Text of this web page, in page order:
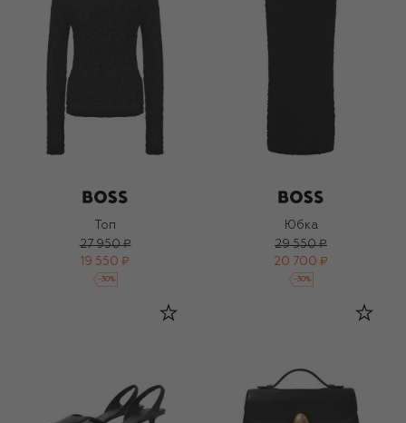
Топ
27 950 ₽
19 550 ₽
-30%
Юбка
29 550 ₽
20 700 ₽
-30%